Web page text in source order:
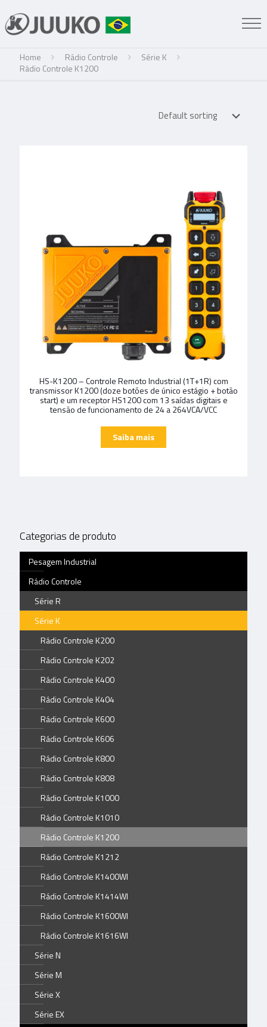
Home Rádio Controle
Série K
Rádio Controle K1200
HS-K1200 – Controle Remoto Industrial (1T+1R) com
transmissor K1200 (doze botões de único estágio + botão
start) e um receptor HS1200 com 13 saídas digitais e
tensão de funcionamento de 24 a 264VCA/VCC
Categorias de produto
Pesagem Industrial
Rádio Controle
Série R
Série K
Rádio Controle K200
Rádio Controle K202
Rádio Controle K400
Rádio Controle K404
Rádio Controle K600
Rádio Controle K606
Rádio Controle K800
Rádio Controle K808
Rádio Controle K1000
Rádio Controle K1010
Rádio Controle K1200
Rádio Controle K1212
Rádio Controle K1400WI
Rádio Controle K1414WI
Rádio Controle K1600WI
Rádio Controle K1616WI
Série N
Série M
Série X
Série EX